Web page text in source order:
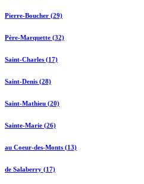
Pierre-Boucher (29)
Père-Marquette (32)
Saint-Charles (17)
Saint-Denis (28)
Saint-Mathieu (20)
Sainte-Marie (26)
au Coeur-des-Monts (13)
de Salaberry (17)